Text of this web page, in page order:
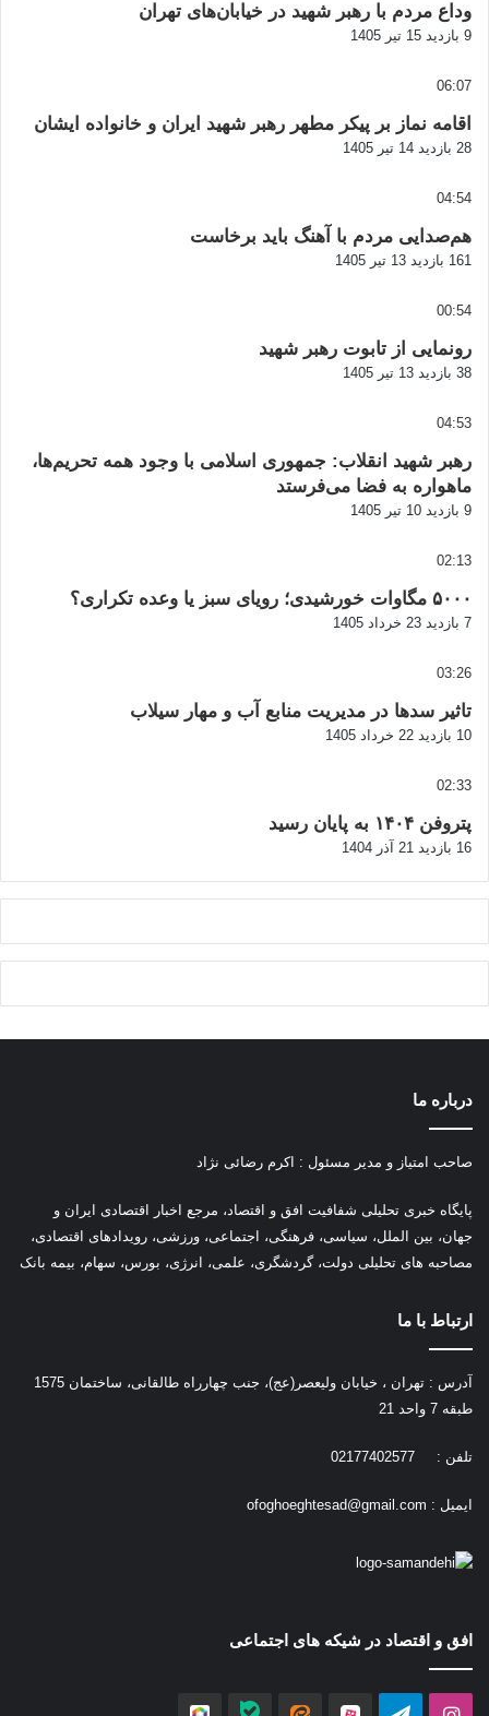
وداع مردم با رهبر شهید در خیابان‌های تهران
9 بازدید 15 تیر 1405
06:07
اقامه نماز بر پیکر مطهر رهبر شهید ایران و خانواده ایشان
28 بازدید 14 تیر 1405
04:54
هم‌صدایی مردم با آهنگ باید برخاست
161 بازدید 13 تیر 1405
00:54
رونمایی از تابوت رهبر شهید
38 بازدید 13 تیر 1405
04:53
رهبر شهید انقلاب: جمهوری اسلامی با وجود همه تحریم‌ها،
ماهواره به فضا می‌فرستد
9 بازدید 10 تیر 1405
02:13
۵۰۰۰ مگاوات خورشیدی؛ رویای سبز یا وعده تکراری؟
7 بازدید 23 خرداد 1405
03:26
تاثیر سدها در مدیریت منابع آب و مهار سیلاب
10 بازدید 22 خرداد 1405
02:33
پتروفن ۱۴۰۴ به پایان رسید
16 بازدید 21 آذر 1404
درباره ما
صاحب امتیاز و مدیر مسئول : اکرم رضائی نژاد
پایگاه خبری تحلیلی شفافیت افق و اقتصاد، مرجع اخبار اقتصادی ایران و
جهان، بین الملل، سیاسی، فرهنگی، اجتماعی، ورزشی، رویدادهای اقتصادی،
مصاحبه های تحلیلی دولت، گردشگری، علمی، انرژی، بورس، سهام، بیمه بانک
ارتباط با ما
آدرس : تهران ، خیابان ولیعصر(عج)، جنب چهارراه طالقانی، ساختمان 1575
طبقه 7 واحد 21
تلفن : 02177402577
ایمیل : ofoghoeghtesad@gmail.com
افق و اقتصاد در شیکه های اجتماعی